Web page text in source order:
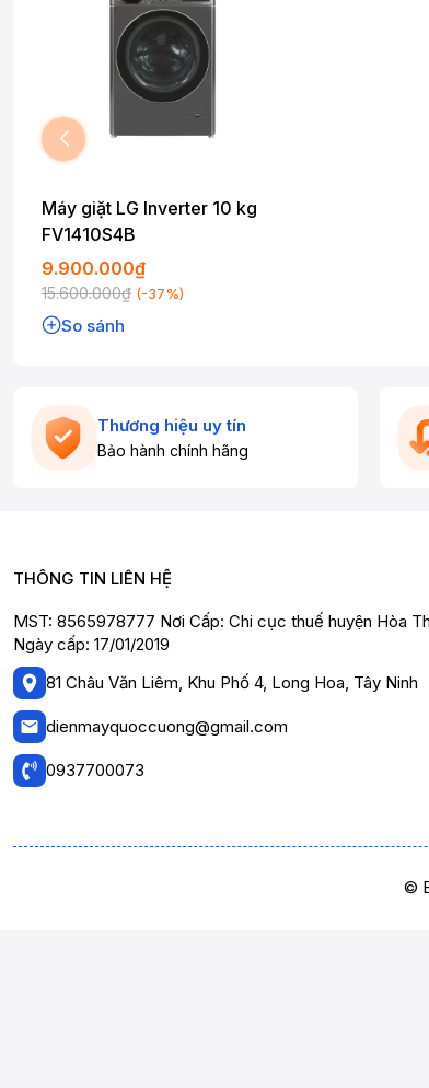
Máy giặt LG Inverter 10 kg
FV1410S4B
9.900.000₫
15.600.000₫ (-37%)
So sánh
Thương hiệu uy tín
Bảo hành chính hãng
THÔNG TIN LIÊN HỆ
MST: 8565978777 Nơi Cấp: Chi cục thuế huyện Hòa
Ngày cấp: 17/01/2019
81 Châu Văn Liêm, Khu Phố 4, Long Hoa, Tây Ninh
dienmayquoccuong@gmail.com
0937700073
©